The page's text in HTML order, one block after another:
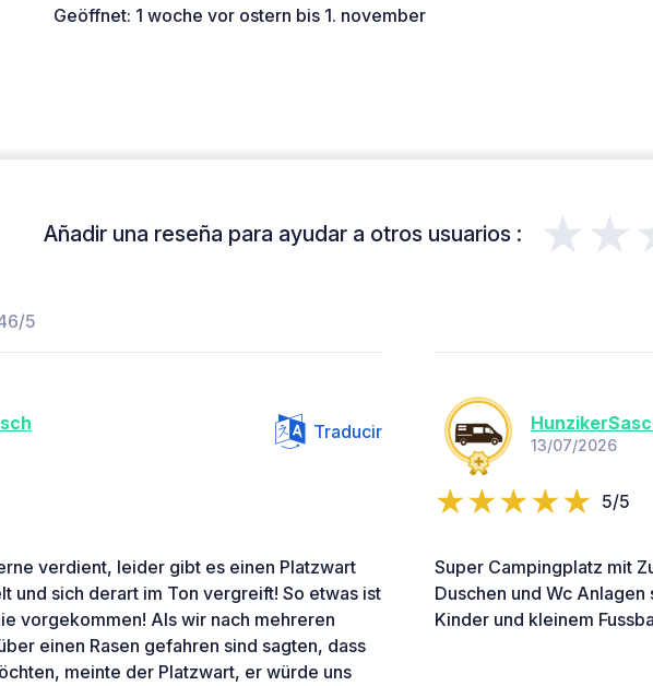
Geöffnet: 1 woche vor ostern bis 1. november
Añadir una reseña para ayudar a otros usuarios :
5
Traducir
verdient, leider gibt es einen Platzwart
und sich derart im Ton vergreift! So etwas ist
vorgekommen! Als wir nach mehreren
einen Rasen gefahren sind sagten, dass
meinte der Platzwart, er würde uns
13/07/2026
5/5
Super Campingplatz mit
Duschen und Wc
Kinder und kleinem